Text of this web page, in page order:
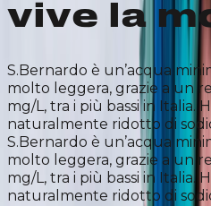
vive la
S.Bernardo è un’acqua
molto leggera, grazie a un
mg/L, tra i più bassi in
naturalmente ridotto di
S.Bernardo è un’acqua
molto leggera, grazie a un
mg/L, tra i più bassi in
naturalmente ridotto di